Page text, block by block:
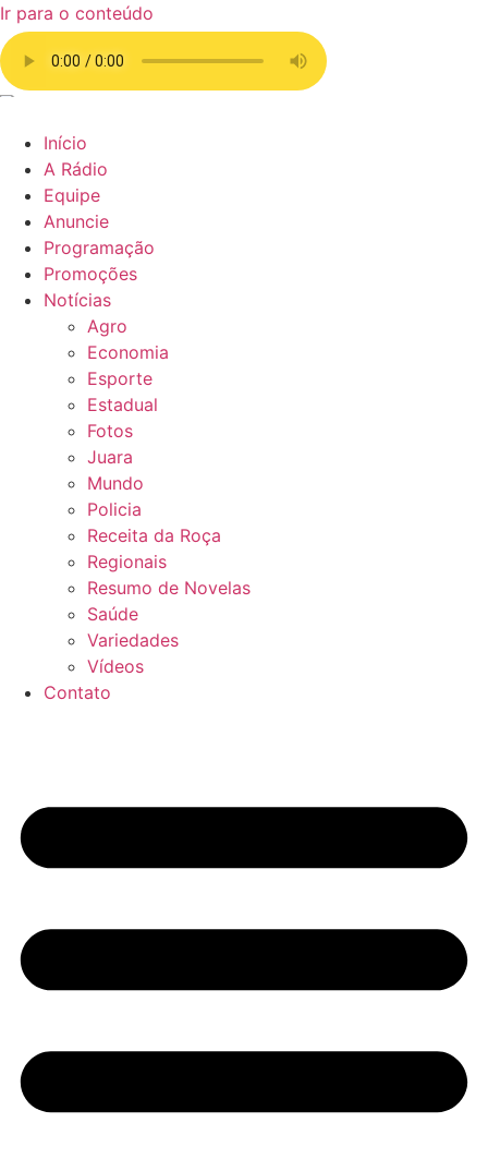
Ir para o conteúdo
Início
A Rádio
Equipe
Anuncie
Programação
Promoções
Notícias
Agro
Economia
Esporte
Estadual
Fotos
Juara
Mundo
Policia
Receita da Roça
Regionais
Resumo de Novelas
Saúde
Variedades
Vídeos
Contato